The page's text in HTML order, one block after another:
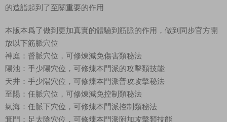
的造詣起到了至關重要的作用
本版本爲了做到更加真實的體驗到筋脈的作用，做到同步官方開
放以下筋脈穴位
神庭：督脈穴位，可修煉減免傷害類秘法
陽池：手少陽穴位，可修煉本門派的攻擊類技能
天井：手少陽穴位，可修煉本門派普攻攻擊秘法
至陽：任脈穴位，可修煉減免控制類秘法
氣海：任脈下穴位，可修煉本門派控制類秘法
箕門：足太陰穴位，可修煉本門派附加攻擊類技能